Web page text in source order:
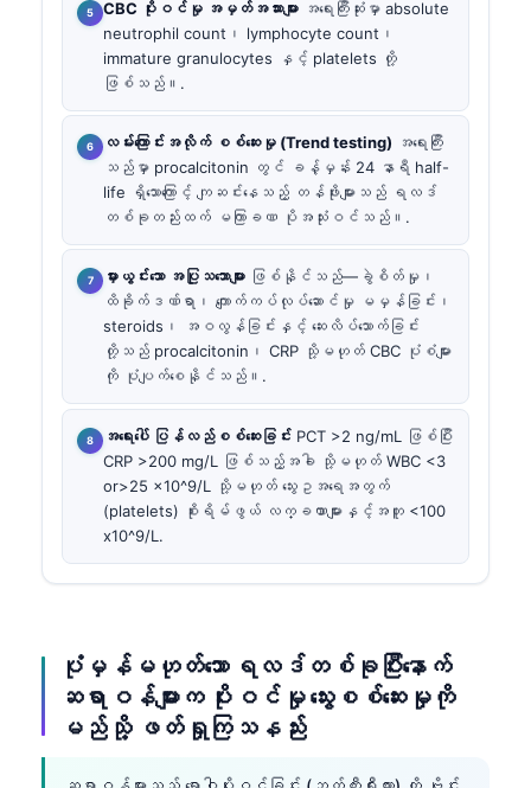
CBC ပိုးဝင်မှု အမှတ်အသားများ အရေးကြီးဆုံးမှာ absolute
neutrophil count၊ lymphocyte count၊
immature granulocytes နှင့် platelets တို့
ဖြစ်သည်။.
လမ်းကြောင်းအလိုက် စစ်ဆေးမှု (Trend testing) အရေးကြီး
သည်မှာ procalcitonin တွင် ခန့်မှန်း 24 နာရီ half-
life ရှိသောကြောင့် ကျဆင်းနေသည့် တန်ဖိုးများသည် ရလဒ်
တစ်ခုတည်းထက် မကြာခဏ ပိုအသုံးဝင်သည်။.
မှားယွင်းသော အပြုသဘောများ ဖြစ်နိုင်သည်—ခွဲစိတ်မှု၊
ထိခိုက်ဒဏ်ရာ၊ ကျောက်ကပ်လုပ်ဆောင်မှု မမှန်ခြင်း၊
steroids၊ အဝလွန်ခြင်းနှင့် ဆေးလိပ်သောက်ခြင်း
တို့သည် procalcitonin၊ CRP သို့မဟုတ် CBC ပုံစံများ
ကို ပုံပျက်စေနိုင်သည်။.
အရေးပေါ် ပြန်လည်စစ်ဆေးခြင်း PCT >2 ng/mL ဖြစ်ပြီး
CRP >200 mg/L ဖြစ်သည့်အခါ သို့မဟုတ် WBC <3
or>25 x10^9/L သို့မဟုတ် သွေးဥအရေအတွက်
(platelets) စိုးရိမ်ဖွယ် လက္ခဏာများနှင့်အတူ <100
x10^9/L.
ပုံမှန်မဟုတ်သော ရလဒ်တစ်ခုပြီးနောက်
ဆရာဝန်များက ပိုးဝင်မှု သွေးစစ်ဆေးမှုကို
မည်သို့ ဖတ်ရှုကြသနည်း